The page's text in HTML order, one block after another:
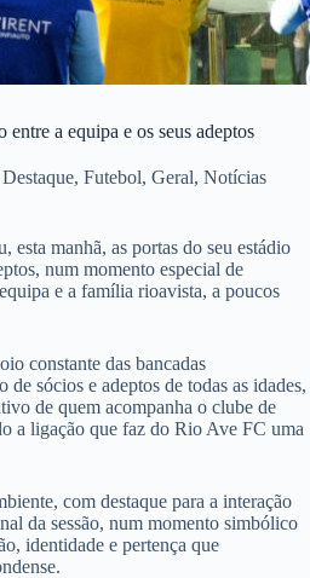
a equipa e os seus adeptos
Destaque, Futebol, Geral, Notícias
manhã, as portas do seu estádio
num momento especial de
e a família rioavista, a poucos
constante das bancadas
de sócios e adeptos de todas as idades,
de quem acompanha o clube de
a ligação que faz do Rio Ave FC uma
com destaque para a interação
da sessão, num momento simbólico
identidade e pertença que